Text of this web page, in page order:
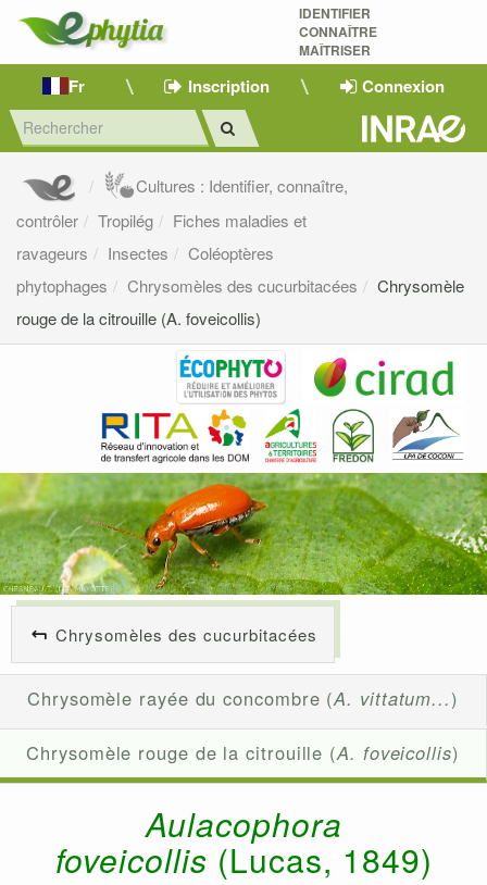
IDENTIFIER
CONNAÎTRE
MAÎTRISER
Fr Inscription Connexion
Cultures : Identifier, connaître,
contrôler
Tropilég
Fiches maladies et
ravageurs
Insectes
Coléoptères
phytophages
Chrysomèles des cucurbitacées
Chrysomèle
rouge de la citrouille (A. foveicollis)
Chrysomèles des cucurbitacées
Chrysomèle rayée du concombre (A. vittatum...)
Chrysomèle rouge de la citrouille (A. foveicollis)
Aulacophora
foveicollis (Lucas, 1849)